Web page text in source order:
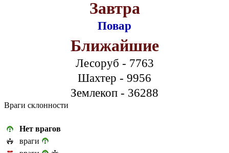
Завтра
Повар
Ближайшие
Лесоруб - 7763
Шахтер - 9956
Землекоп - 36288
Враги склонности
Нет врагов
враги